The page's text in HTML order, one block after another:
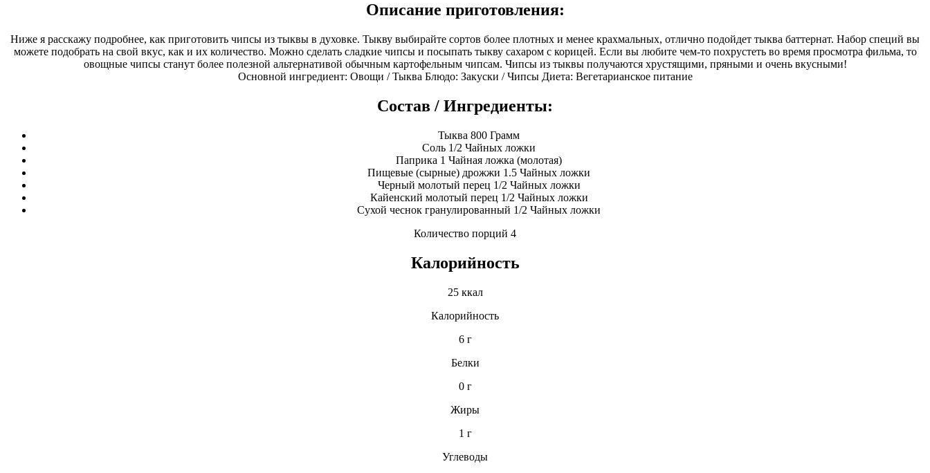
Описание приготовления:
Ниже я расскажу подробнее, как приготовить чипсы из тыквы в духовке. Тыкву выбирайте сортов более плотных и менее крахмальных, отлично подойдет тыква баттернат. Набор специй вы
можете подобрать на свой вкус, как и их количество. Можно сделать сладкие чипсы и посыпать тыкву сахаром с корицей. Если вы любите чем-то похрустеть во время просмотра фильма, то
овощные чипсы станут более полезной альтернативой обычным картофельным чипсам. Чипсы из тыквы получаются хрустящими, пряными и очень вкусными!
Основной ингредиент: Овощи / Тыква Блюдо: Закуски / Чипсы Диета: Вегетарианское питание
Состав / Ингредиенты:
Тыква 800 Грамм
Соль 1/2 Чайных ложки
Паприка 1 Чайная ложка (молотая)
Пищевые (сырные) дрожжи 1.5 Чайных ложки
Черный молотый перец 1/2 Чайных ложки
Кайенский молотый перец 1/2 Чайных ложки
Сухой чеснок гранулированный 1/2 Чайных ложки
Количество порций 4
Калорийность
25 ккал
Калорийность
6 г
Белки
0 г
Жиры
1 г
Углеводы